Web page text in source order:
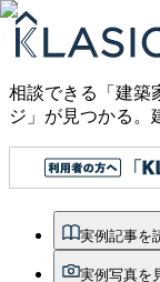
相談できる「建築
ジ」が見つかる。
実例記事を
実例写真を